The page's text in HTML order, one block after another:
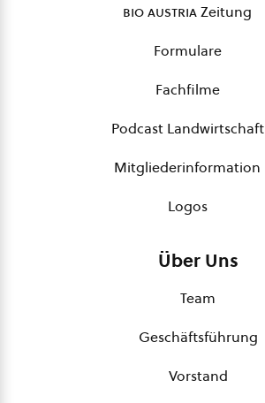
bio austriaZeitung
Formulare
Fachfilme
Podcast Landwirtschaft
Mitgliederinformation
Logos
Über Uns
Team
Geschäftsführung
Vorstand